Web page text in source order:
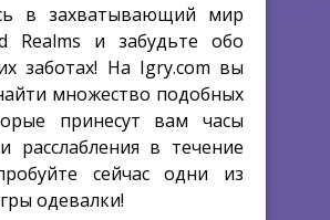
в захватывающий мир
Realms и забудьте обо
заботах! На Igry.com вы
множество подобных
принесут вам часы
расслабления в течение
сейчас одни из
одевалки!